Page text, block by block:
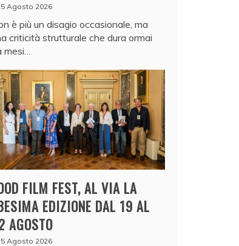
5 Agosto 2026
è più un disagio occasionale, ma
criticità strutturale che dura ormai
mesi…
FILM FEST, AL VIA LA
EDIZIONE DAL 19 AL
AGOSTO
5 Agosto 2026